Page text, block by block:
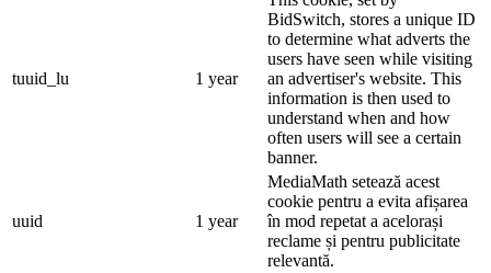
tuuid_lu 1 year
BidSwitch, stores a unique ID
to determine what adverts the
users have seen while visiting
an advertiser's website. This
information is then used to
understand when and how
often users will see a certain
banner.
uuid 1 year
MediaMath setează acest
cookie pentru a evita afișarea
în mod repetat a acelorași
reclame și pentru publicitate
relevantă.